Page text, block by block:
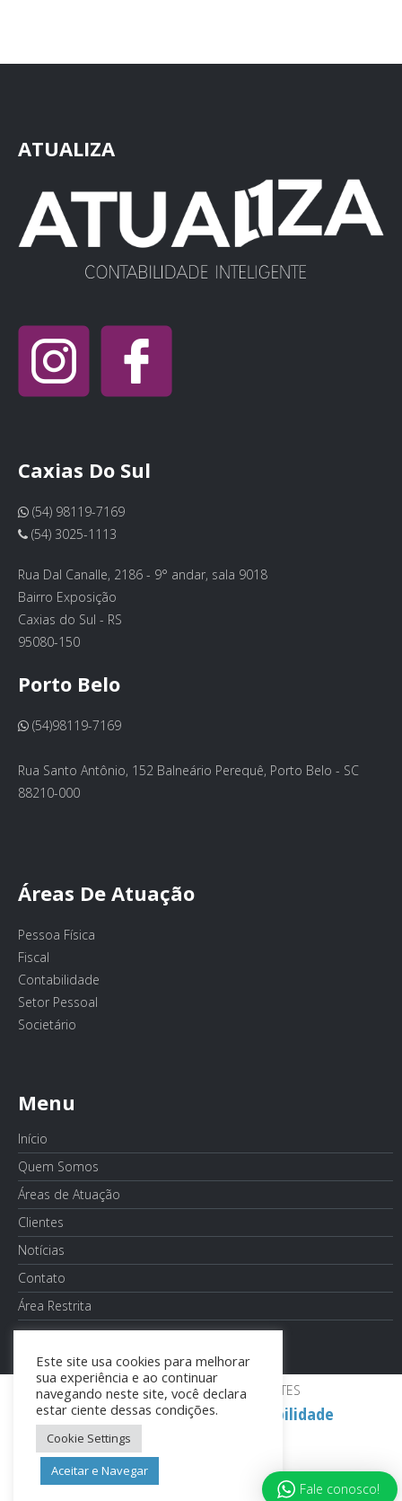
ATUALIZA
Caxias Do Sul
(54) 98119-7169
(54) 3025-1113
Rua Dal Canalle, 2186 - 9° andar, sala 9018
Bairro Exposição
Caxias do Sul - RS
95080-150
Porto Belo
(54)98119-7169
Rua Santo Antônio, 152 Balneário Perequê, Porto Belo - SC
88210-000
Áreas De Atuação
Pessoa Física
Fiscal
Contabilidade
Setor Pessoal
Societário
Menu
Início
Quem Somos
Áreas de Atuação
Clientes
Notícias
Contato
Área Restrita
DESENVOLVIDO POR:TRONIC SITES
Atualiza Escritório De Contabilidade
Este site usa cookies para melhorar
sua experiência e ao continuar
navegando neste site, você declara
estar ciente dessas condições.
Cookie Settings
Aceitar e Navegar
Fale conosco!